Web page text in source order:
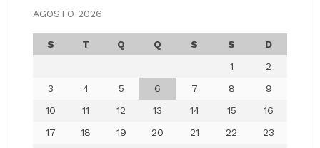
AGOSTO 2026
S T Q Q S S
D
1
2
3
4 5 6 7 8
9
10
11 12 13 14 15
16
17
18 19 20 21 22
23